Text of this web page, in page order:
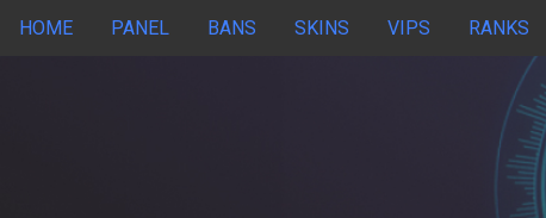
HOME PANEL BANS SKINS VIPS RANKS